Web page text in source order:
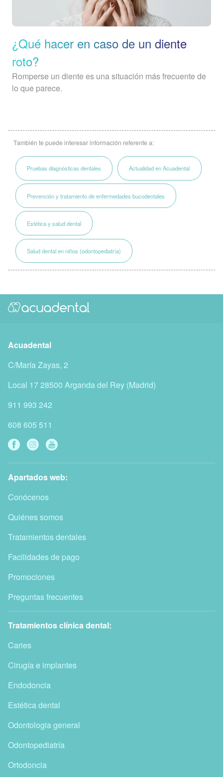
¿Qué hacer en caso de un diente
roto?
Romperse un diente es una situación más frecuente de
lo que parece.
También te puede interesar información referente a:
Pruebas diagnósticas dentales Actualidad en Acuadental
Prevención y tratamiento de enfermedades bucodentales
Estética y salud dental
Salud dental en niños (odontopediatría)
Acuadental
C/María Zayas, 2
Local 1728500 Arganda del Rey (Madrid)
911 993 242
608 605 511
Apartados web:
Conócenos
Quiénes somos
Tratamientos dentales
Facilidades de pago
Promociones
Preguntas frecuentes
Tratamientos clínica dental:
Caries
Cirugía e implantes
Endodoncia
Estética dental
Odontologia general
Odontopediatría
Ortodoncia